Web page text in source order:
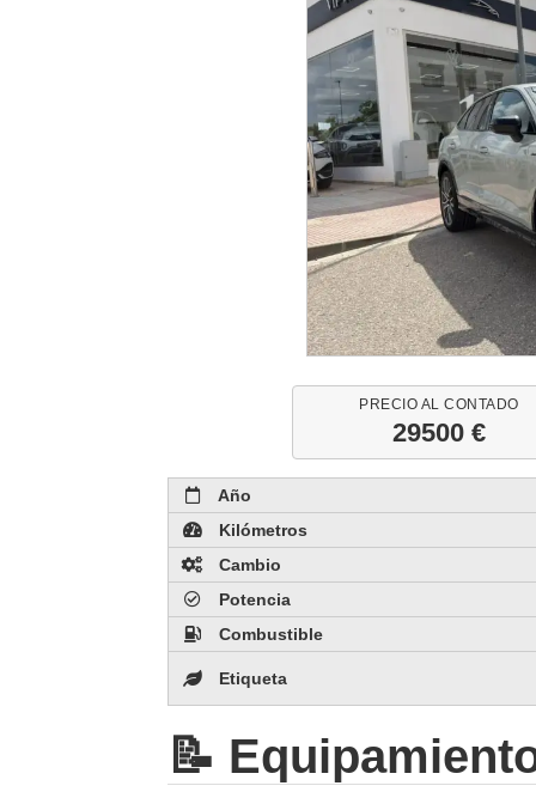
PRECIO AL CONTADO
29500 €
Año
Kilómetros
Cambio
Potencia
Combustible
Etiqueta
📝